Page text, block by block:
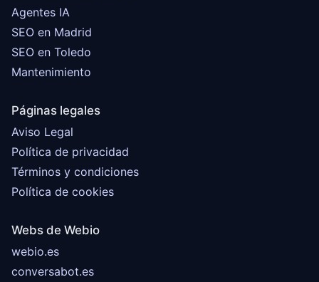
Agentes IA
SEO en Madrid
SEO en Toledo
Mantenimiento
Páginas legales
Aviso Legal
Política de privacidad
Términos y condiciones
Política de cookies
Webs de Webio
webio.es
conversabot.es